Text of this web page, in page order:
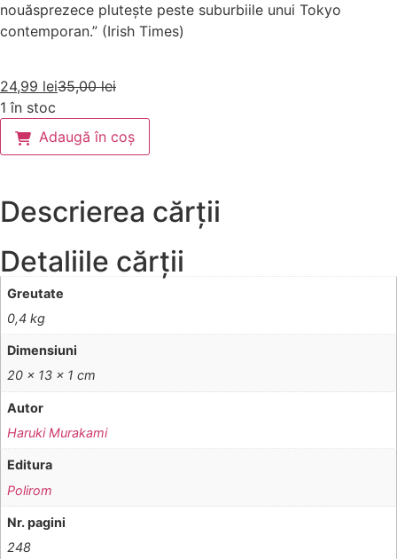
nouăsprezece pluteşte peste suburbiile unui Tokyo
contemporan.” (Irish Times)
35,00lei
24,99 lei
1 în stoc
Adaugă în coș
Descrierea cărții
Detaliile cărții
Greutate
0,4 kg
Dimensiuni
20 × 13 × 1 cm
Autor
Haruki Murakami
Editura
Polirom
Nr. pagini
248